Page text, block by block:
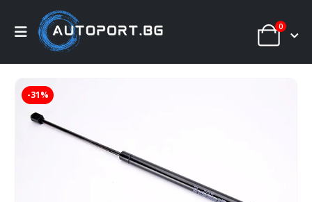
0
-31%